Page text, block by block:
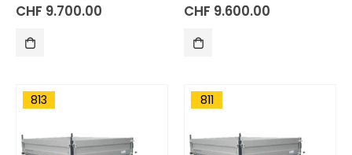
CHF 9.700.00 CHF 9.600.00
813 811